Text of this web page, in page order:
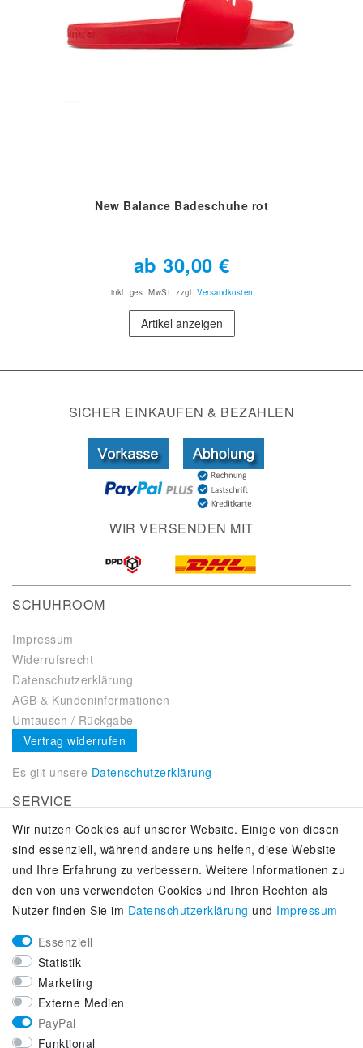
New Balance Badeschuhe rot
ab 30,00 €
inkl. ges. MwSt. zzgl. Versandkosten
Artikel anzeigen
SICHER EINKAUFEN & BEZAHLEN
WIR VERSENDEN MIT
SCHUHROOM
Impressum
Widerrufsrecht
Datenschutzerklärung
AGB & Kundeninformationen
Umtausch / Rückgabe
Vertrag widerrufen
Es gilt unsere Datenschutzerklärung
SERVICE
Kontakt
Zahlung & Versand
Über uns
Selbstabholung
Adiletten online kaufen
KUNDENSERVICE
Lifestyle & Fashion Sneaker Fachhandel
Top-Sneaker Modelle ausgewählter Marken
Kostenloser Versand ab 40 € deutschlandweit
Kostenloser Rückversand deutschlandweit
Wir nutzen Cookies auf unserer Website. Einige von diesen
sind essenziell, während andere uns helfen, diese Website
und Ihre Erfahrung zu verbessern. Weitere Informationen zu
den von uns verwendeten Cookies und Ihren Rechten als
Nutzer finden Sie im Daten­schutz­erklärung und Impressum
Essenziell
Statistik
Marketing
Externe Medien
PayPal
Funktional